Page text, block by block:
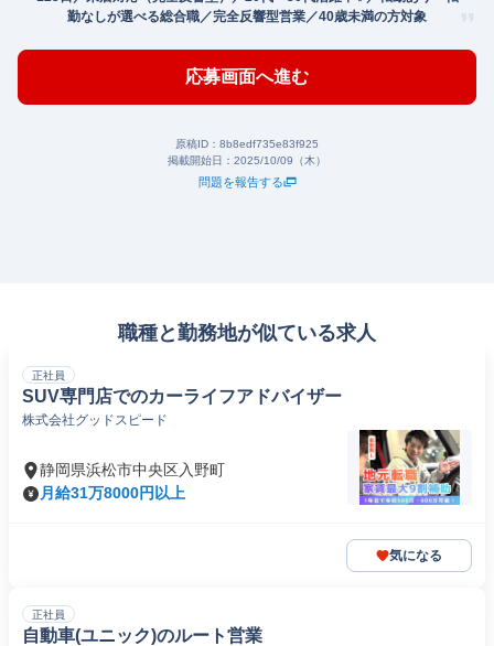
勤なしが選べる総合職／完全反響型営業／40歳未満の方対象
応募画面へ進む
原稿ID： 8b8edf735e83f925
掲載開始日： 2025/10/09（木）
問題を報告する
職種と勤務地が似ている求人
正社員
SUV専門店でのカーライフアドバイザー
株式会社グッドスピード
静岡県浜松市中央区入野町
月給31万8000円以上
気になる
正社員
自動車(ユニック)のルート営業